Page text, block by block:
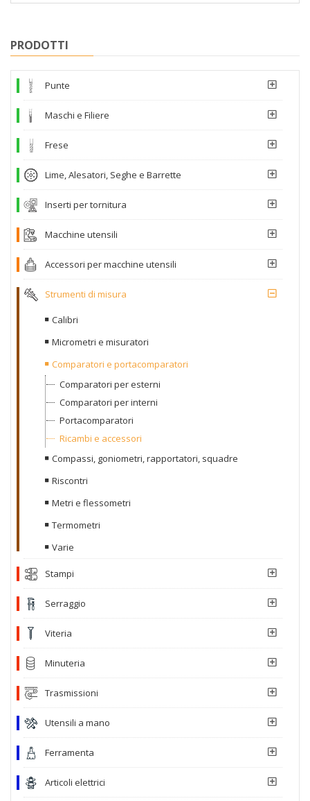
PRODOTTI
Punte
Maschi e Filiere
Frese
Lime, Alesatori, Seghe e Barrette
Inserti per tornitura
Macchine utensili
Accessori per macchine utensili
Strumenti di misura
Calibri
Micrometri e misuratori
Comparatori e portacomparatori
Comparatori per esterni
Comparatori per interni
Portacomparatori
Ricambi e accessori
Compassi, goniometri, rapportatori, squadre
Riscontri
Metri e flessometri
Termometri
Varie
Stampi
Serraggio
Viteria
Minuteria
Trasmissioni
Utensili a mano
Ferramenta
Articoli elettrici